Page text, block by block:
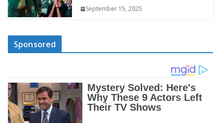
September 15, 2025
Sponsored